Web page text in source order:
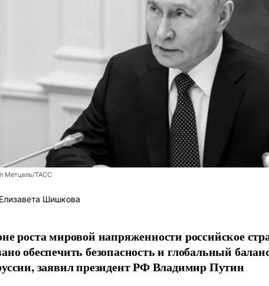
Метцель/ТАСС
Елизавета Шишкова
роста мировой напряженности российское
обеспечить безопасность и глобальный
заявил президент РФ Владимир Путин